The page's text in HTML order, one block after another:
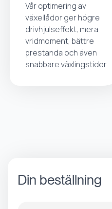
Vår optimering av
växellådor ger högre
drivhjulseffekt, mera
vridmoment, bättre
prestanda och även
snabbare växlingstider
Din beställning